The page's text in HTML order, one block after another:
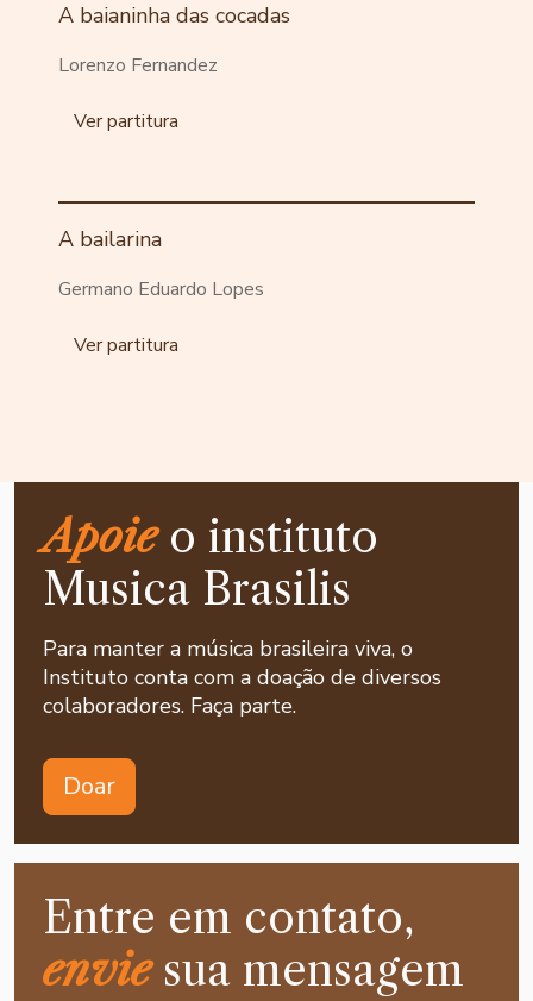
A baianinha das cocadas
Lorenzo Fernandez
Ver partitura
A bailarina
Germano Eduardo Lopes
Ver partitura
Apoieo instituto
Musica Brasilis
Para manter a música brasileira viva, o
Instituto conta com a doação de diversos
colaboradores. Faça parte.
Doar
Entre em contato,
enviesua mensagem